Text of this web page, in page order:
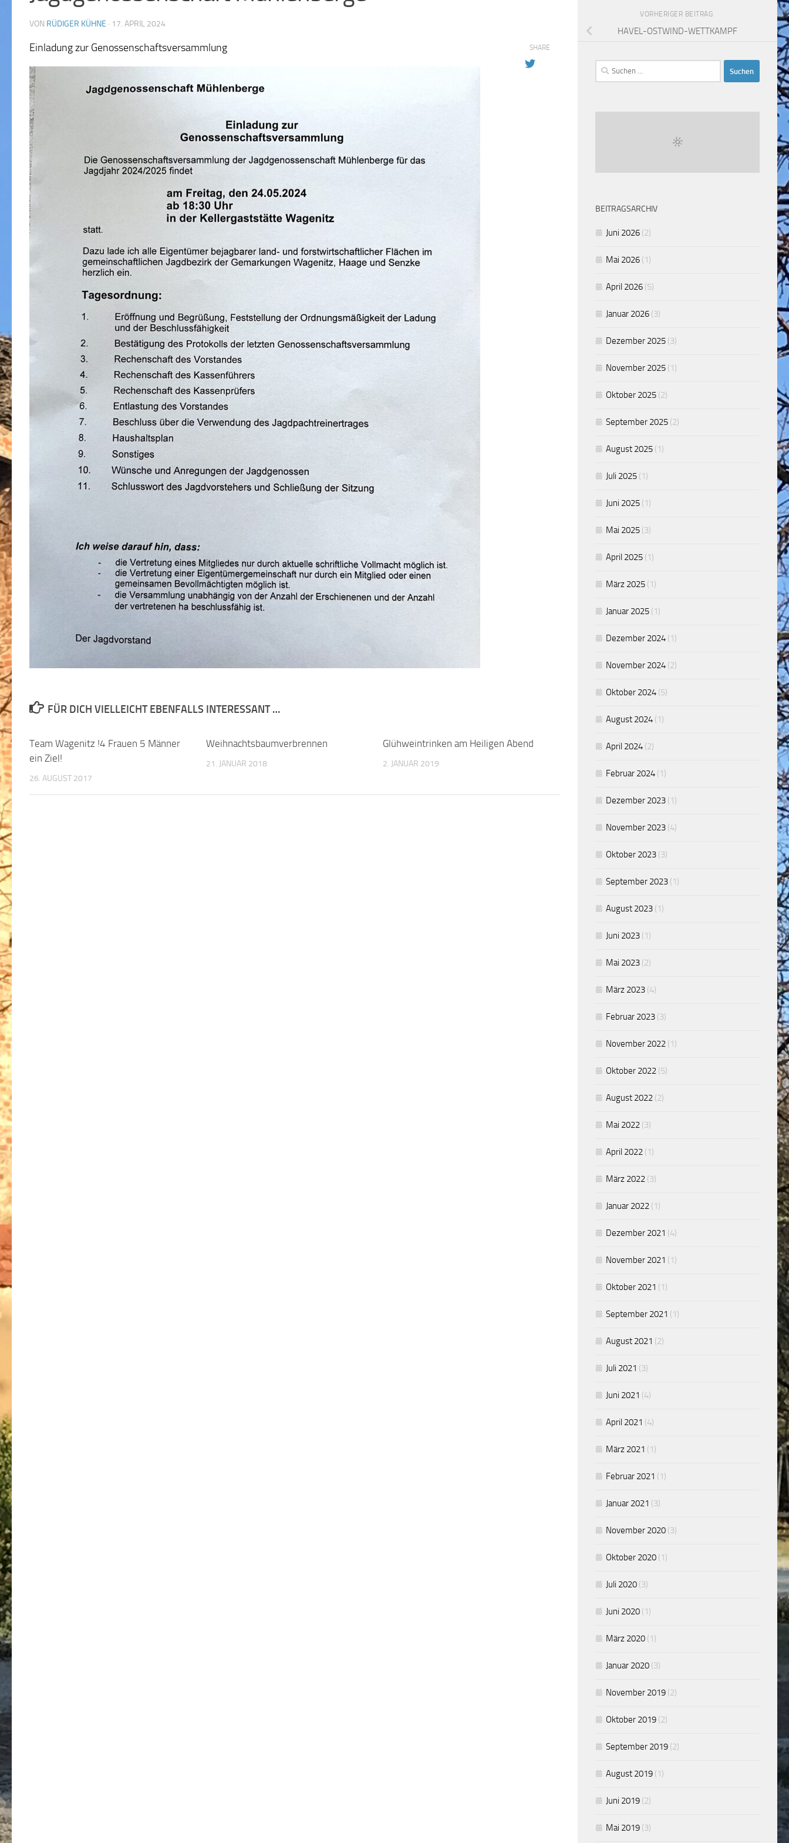
VON RÜDIGER KÜHNE · 17. APRIL 2024
Einladung zur Genossenschaftsversammlung SHARE
FÜR DICH VIELLEICHT EBENFALLS INTERESSANT …
Team Wagenitz !4 Frauen 5 Männer
ein Ziel!
26. AUGUST 2017
Weihnachtsbaumverbrennen
21. JANUAR 2018
Glühweintrinken am Heiligen Abend
2. JANUAR 2019
VORHERIGER BEITRAG
HAVEL-OSTWIND-WETTKAMPF
Suchen
nach:
BEITRAGSARCHIV
Juni 2026 (2)
Mai 2026 (1)
April 2026 (5)
Januar 2026 (3)
Dezember 2025 (3)
November 2025 (1)
Oktober 2025 (2)
September 2025 (2)
August 2025 (1)
Juli 2025 (1)
Juni 2025 (1)
Mai 2025 (3)
April 2025 (1)
März 2025 (1)
Januar 2025 (1)
Dezember 2024 (1)
November 2024 (2)
Oktober 2024 (5)
August 2024 (1)
April 2024 (2)
Februar 2024 (1)
Dezember 2023 (1)
November 2023 (4)
Oktober 2023 (3)
September 2023 (1)
August 2023 (1)
Juni 2023 (1)
Mai 2023 (2)
März 2023 (4)
Februar 2023 (3)
November 2022 (1)
Oktober 2022 (5)
August 2022 (2)
Mai 2022 (3)
April 2022 (1)
März 2022 (3)
Januar 2022 (1)
Dezember 2021 (4)
November 2021 (1)
Oktober 2021 (1)
September 2021 (1)
August 2021 (2)
Juli 2021 (3)
Juni 2021 (4)
April 2021 (4)
März 2021 (1)
Februar 2021 (1)
Januar 2021 (3)
November 2020 (3)
Oktober 2020 (1)
Juli 2020 (3)
Juni 2020 (1)
März 2020 (1)
Januar 2020 (3)
November 2019 (2)
Oktober 2019 (2)
September 2019 (2)
August 2019 (1)
Juni 2019 (2)
Mai 2019 (3)